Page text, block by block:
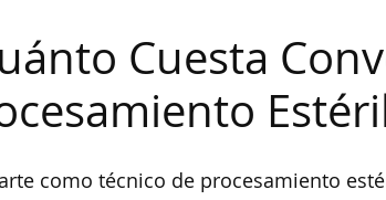
Cuesta
como técnico de procesamiento